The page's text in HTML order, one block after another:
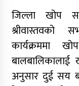
जिल्ला खोप
श्रीवास्तवको
कार्यक्रममा
अनुसार दुई सय